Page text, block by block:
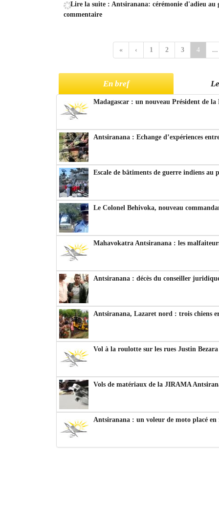
Lire la suite : Antsiranana: cérémonie d'adieu au
commentaire
« ‹ 1 2 3 4 ...
En bref
Madagascar : un nouveau Président de
Antsiranana : Echange d’expériences
Escale de bâtiments de guerre indiens au
Le Colonel Behivoka, nouveau
Mahavokatra Antsiranana : les
Antsiranana : décès du conseiller
Antsiranana, Lazaret nord : trois chiens
Vol à la roulotte sur les rues Justin
Vols de matériaux de la JIRAMA
Antsiranana : un voleur de moto placé en